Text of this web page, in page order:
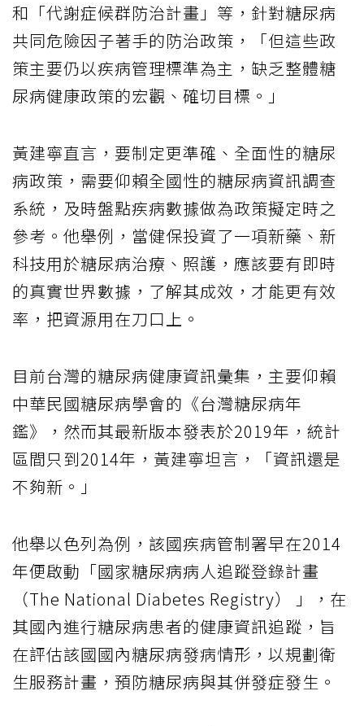
和「代謝症候群防治計畫」等，針對糖尿病
共同危險因子著手的防治政策，「但這些政
策主要仍以疾病管理標準為主，缺乏整體糖
尿病健康政策的宏觀、確切目標。」
黃建寧直言，要制定更準確、全面性的糖尿
病政策，需要仰賴全國性的糖尿病資訊調查
系統，及時盤點疾病數據做為政策擬定時之
參考。他舉例，當健保投資了一項新藥、新
科技用於糖尿病治療、照護，應該要有即時
的真實世界數據，了解其成效，才能更有效
率，把資源用在刀口上。
目前台灣的糖尿病健康資訊彙集，主要仰賴
中華民國糖尿病學會的《台灣糖尿病年
鑑》，然而其最新版本發表於2019年，統計
區間只到2014年，黃建寧坦言，「資訊還是
不夠新。」
他舉以色列為例，該國疾病管制署早在2014
年便啟動「國家糖尿病病人追蹤登錄計畫
（The National Diabetes Registry） 」，在
其國內進行糖尿病患者的健康資訊追蹤，旨
在評估該國國內糖尿病發病情形，以規劃衛
生服務計畫，預防糖尿病與其併發症發生。